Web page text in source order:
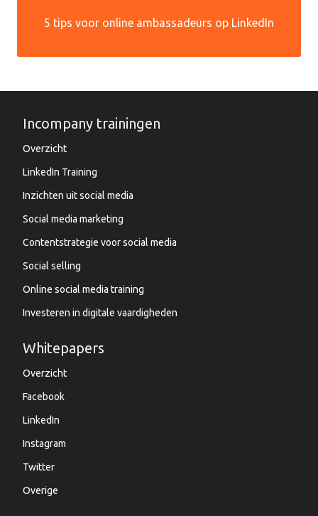
5 tips voor online ambassadeurs op LinkedIn
Incompany trainingen
Overzicht
LinkedIn Training
Inzichten uit social media
Social media marketing
Contentstrategie voor social media
Social selling
Online social media training
Investeren in digitale vaardigheden
Whitepapers
Overzicht
Facebook
LinkedIn
Instagram
Twitter
Overige